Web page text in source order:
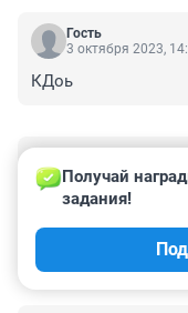
Гость
3 октября 2023,
КДоь
3 октября 2023,
Постоянно теряю
него в самых
научила всех
Получай
задания!